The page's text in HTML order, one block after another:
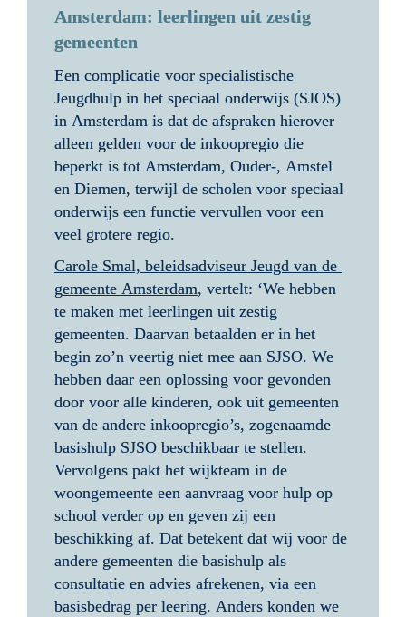
Amsterdam: leerlingen uit zestig
gemeenten
Een complicatie voor specialistische
Jeugdhulp in het speciaal onderwijs (SJOS)
in Amsterdam is dat de afspraken hierover
alleen gelden voor de inkoopregio die
beperkt is tot Amsterdam, Ouder-, Amstel
en Diemen, terwijl de scholen voor speciaal
onderwijs een functie vervullen voor een
Carole Smal, beleidsadviseur Jeugd van de
gemeente Amsterdam, vertelt: ‘We hebben
te maken met leerlingen uit zestig
gemeenten. Daarvan betaalden er in het
begin zo’n veertig niet mee aan SJSO. We
hebben daar een oplossing voor gevonden
door voor alle kinderen, ook uit gemeenten
van de andere inkoopregio’s, zogenaamde
basishulp SJSO beschikbaar te stellen.
Vervolgens pakt het wijkteam in de
woongemeente een aanvraag voor hulp op
school verder op en geven zij een
beschikking af. Dat betekent dat wij voor de
andere gemeenten die basishulp als
consultatie en advies afrekenen, via een
basisbedrag per leering. Anders konden we